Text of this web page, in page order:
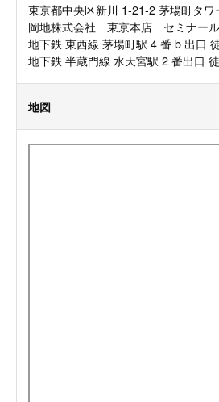
東京都中央区新川 1-21-2 茅場町タワ
岡地株式会社 東京本店 セミナー
地下鉄 東西線 茅場町駅 4 番 b 出口
地下鉄 半蔵門線 水天宮駅 2 番出口
地図